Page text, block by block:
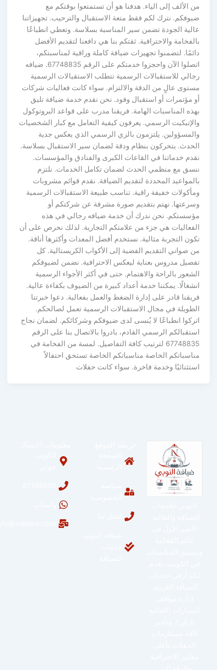
من الألف إلى الياء. هدفنا هو أن تستمتعوا بوقتكم مع
ضيوفكم. نترك لكم فقط متعة الاستقبال والترحيب. تجهيزاتنا
عالية الجودة تضمن سير المناسبة بسلاسة. وتعطي انطباعًا
بالفخامة والاحترافية. ثقتكم بنا هي دافعنا لتقديم الأفضل
دائمًا. لتضمنوا تجهيزات ضيافة كاملة وراقية لمناسبتكم،
اتصلوا الآن واحجزوا خدمتكم على الرقم 67748835. ضيافه
رجالي للاستقبالات الرسمية تتطلب الاستقبالات الرسمية
مستوى عالٍ من الدقة والالتزام. سواء كانت فعاليات شركات
أو مؤتمرات أو استقبال وفود. نحن نقدم خدمة ضيافة تليق
بهذه المناسبات الهامة. فريقنا مدرب على قواعد البروتوكول
والإتيكيت الرسمي. يعرفون كيفية التعامل مع كبار الشخصيات
والمسؤولين. يلتزمون بالزي الرسمي الذي يعكس جدية
الحدث. يتحركون بنظام ودقة لضمان سير الاستقبال بسلاسة.
نقدم خدماتنا في القاعات الكبرى والفنادق والمؤسسات.
ننسق مع منظمي الحدث لضمان تكامل الخدمات. نلتزم
بالمواعيد المحددة لتقديم الضيافة. نقدم قوائم مشروبات
ومأكولات خفيفة راقية. تناسب طبيعة الاستقبالات الرسمية
وسرعتها. نهتم بتقديم صورة مشرفة عن شركتكم أو
مؤسستكم. نحن ندرك أن خدمة ضيافه رجالي في هذه
الفعاليات هي جزء من علامتكم التجارية. لذلك نحرص على أن
تكون التجربة مثالية. نستخدم أفضل المعدات وأكثرها أناقة.
من صواني التقديم الفضية إلى الأكواب الكريستالية. كل
تفصيل مدروس بعناية ليعكس الاحترافية. نضمن لضيوفكم
الشعور بالراحة والاهتمام. حتى في أكثر الأجواء الرسمية
انشغالًا. يمكننا خدمة أعداد كبيرة من الضيوف بكفاءة عالية.
فريقنا قادر على إدارة الضغط والعمل بفعالية. دعوا خبرتنا
الطويلة في مجال الاستقبالات الرسمية تعمل لصالحكم.
اتركوا انطباعًا لا يُنسى لدى ضيوفكم وشركائكم. لضمان نجاح
استقبالكم الرسمي القادم، بادروا بالاتصال بنا على الرقم
67748835 لترتيب كافة التفاصيل. لمسة من الفخامة في
مناسباتكم الخاصة مناسباتكم الخاصة تستحق احتفالاً
استثنائيًا وخدمة فاخرة. سواء كانت حفلات
الرئيسية
الخصوصية
اتصل بنا
خدمات
67748835
واتساب
info@valetkw.com